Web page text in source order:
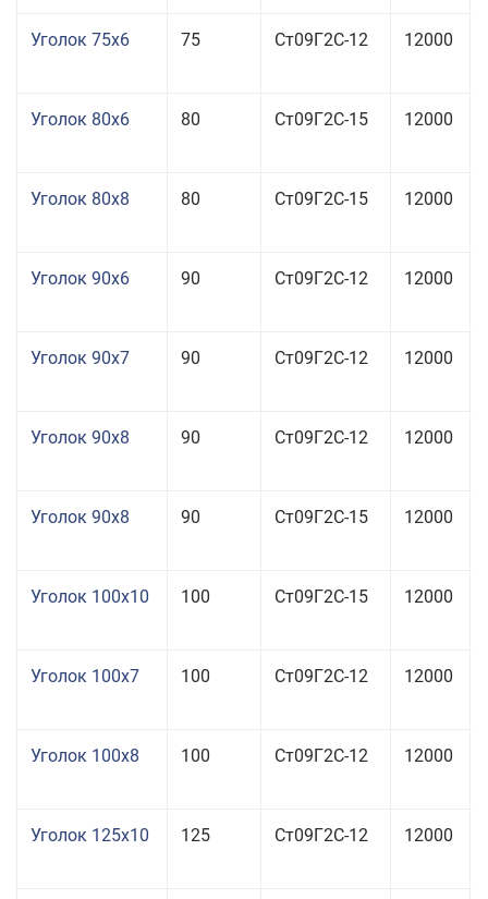
Уголок 75x6 75 Ст09Г2С-12 12000
Уголок 80x6 80 Ст09Г2С-15 12000
Уголок 80x8 80 Ст09Г2С-15 12000
Уголок 90x6 90 Ст09Г2С-12 12000
Уголок 90x7 90 Ст09Г2С-12 12000
Уголок 90x8 90 Ст09Г2С-12 12000
Уголок 90x8 90 Ст09Г2С-15 12000
Уголок 100x10 100 Ст09Г2С-15 12000
Уголок 100x7 100 Ст09Г2С-12 12000
Уголок 100x8 100 Ст09Г2С-12 12000
Уголок 125x10 125 Ст09Г2С-12 12000